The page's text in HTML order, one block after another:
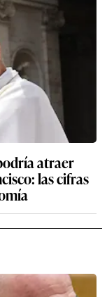
atraer
las cifras